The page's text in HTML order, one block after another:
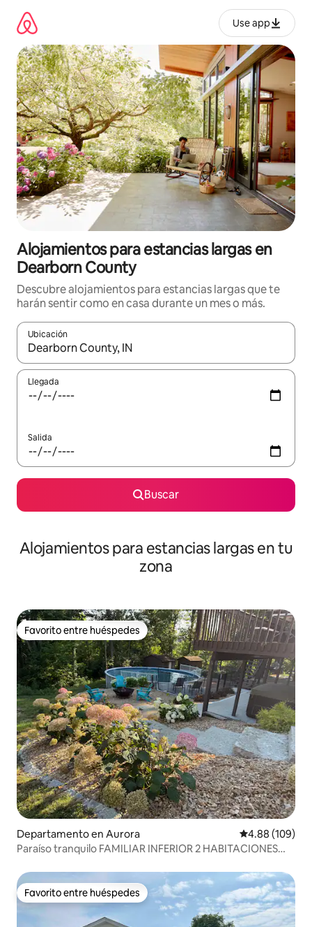
contenido
Use app
Alojamientos para estancias largas en
Dearborn County
Descubre alojamientos para estancias largas que te
harán sentir como en casa durante un mes o más.
Ubicación
Cuando los resultados estén disponibles, podrás navegar
Llegada
Salida
Buscar
Alojamientos para estancias largas en tu
zona
Favorito entre huéspedes
Favorito entre huéspedes
Departamento en Aurora Calificación
4.88 (109)
Paraíso tranquilo FAMILIAR INFERIOR 2 HABITACIONES
Favorito entre huéspedes
Favorito entre huéspedes